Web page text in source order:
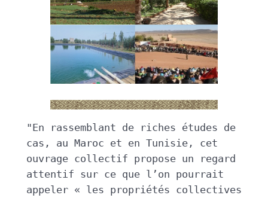
"En rassemblant de riches études de
cas, au Maroc et en Tunisie, cet
ouvrage collectif propose un regard
attentif sur ce que l’on pourrait
appeler « les propriétés collectives